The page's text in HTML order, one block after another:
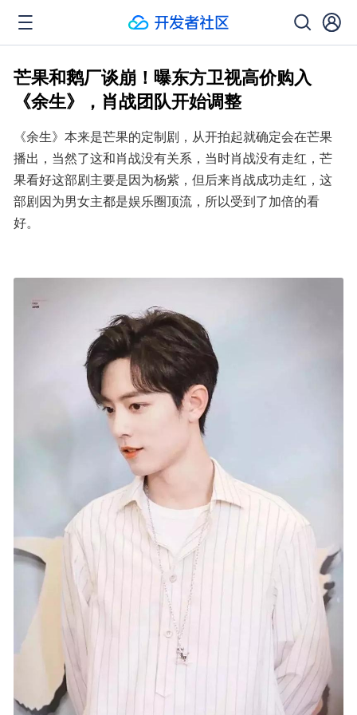
芒果和鹅厂谈崩！曝东方卫视高价购入
《余生》，肖战团队开始调整
《余生》本来是芒果的定制剧，从开拍起就确定会在芒果
播出，当然了这和肖战没有关系，当时肖战没有走红，芒
果看好这部剧主要是因为杨紫，但后来肖战成功走红，这
部剧因为男女主都是娱乐圈顶流，所以受到了加倍的看
好。